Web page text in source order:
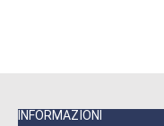
INFORMAZIONI